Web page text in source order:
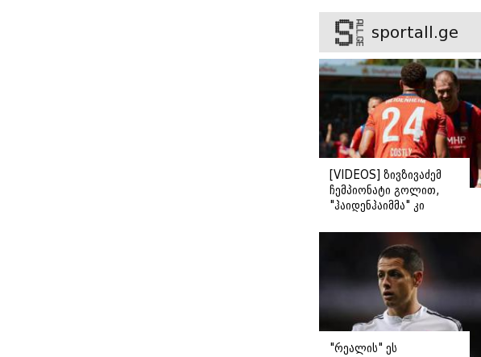
ბარბაქაძის რჩეული და
როგორია მისი
სიყვარულის ამბავი
sportall.ge
[VIDEOS] ზივზივაძემ
ჩემპიონატი გოლით,
"ჰაიდენჰაიმმა" კი
"რეალის" ეს